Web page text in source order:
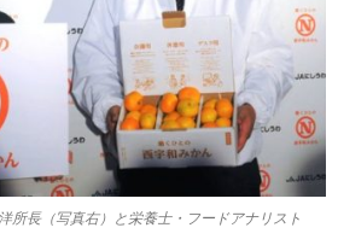
所長（写真右）と栄養士・フードアナリスト